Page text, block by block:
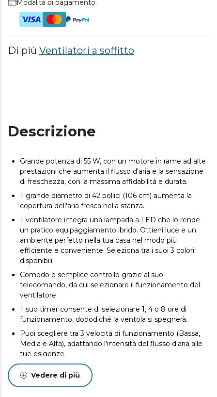
Modalità di pagamento.
Di più Ventilatori a soffitto
Descrizione
Grande potenza di 55 W, con un motore in rame ad alte
prestazioni che aumenta il flusso d'aria e la sensazione
di freschezza, con la massima affidabilità e durata.
Il grande diametro di 42 pollici (106 cm) aumenta la
copertura dell'aria fresca nella stanza.
Il ventilatore integra una lampada a LED che lo rende
un pratico equipaggiamento ibrido. Ottieni luce e un
ambiente perfetto nella tua casa nel modo più
efficiente e conveniente. Seleziona tra i suoi 3 colori
disponibili.
Comodo e semplice controllo grazie al suo
telecomando, da cui selezionare il funzionamento del
ventilatore.
Il suo timer consente di selezionare 1, 4 o 8 ore di
funzionamento, dopodiché la ventola si spegnerà.
Puoi scegliere tra 3 velocità di funzionamento (Bassa,
Media e Alta), adattando l'intensità del flusso d'aria alle
tue esigenze.
Sistema composto da 5 pale reversibili totalmente
innovative e aerodinamiche, progettate per
massimizzare il flusso d'aria e garantire un flusso
Vedere di più